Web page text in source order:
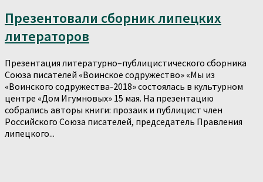
Презентовали сборник липецких
литераторов
Презентация литературно–публицистического сборника
Союза писателей «Воинское содружество» «Мы из
«Воинского содружества-2018» состоялась в культурном
центре «Дом Игумновых» 15 мая. На презентацию
собрались авторы книги: прозаик и публицист член
Российского Союза писателей, председатель Правления
липецкого...